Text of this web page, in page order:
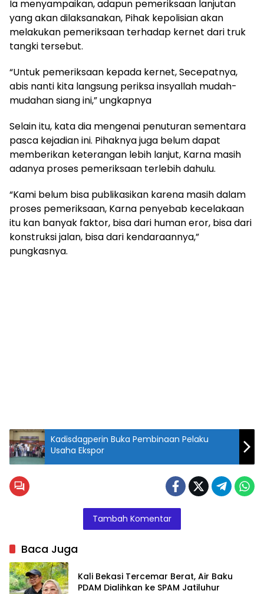
Ia menyampaikan, adapun pemeriksaan lanjutan
yang akan dilaksanakan, Pihak kepolisian akan
melakukan pemeriksaan terhadap kernet dari truk
tangki tersebut.
“Untuk pemeriksaan kepada kernet, Secepatnya,
abis nanti kita langsung periksa insyallah mudah-
mudahan siang ini,” ungkapnya
Selain itu, kata dia mengenai penuturan sementara
pasca kejadian ini. Pihaknya juga belum dapat
memberikan keterangan lebih lanjut, Karna masih
adanya proses pemeriksaan terlebih dahulu.
“Kami belum bisa publikasikan karena masih dalam
proses pemeriksaan, Karna penyebab kecelakaan
itu kan banyak faktor, bisa dari human eror, bisa dari
konstruksi jalan, bisa dari kendaraannya,”
pungkasnya.
Kadisdagperin Buka Pembinaan Pelaku
Usaha Ekspor
Tambah Komentar
Baca Juga
Kali Bekasi Tercemar Berat, Air Baku
PDAM Dialihkan ke SPAM Jatiluhur